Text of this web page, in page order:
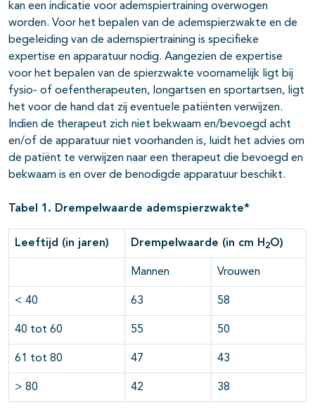
kan een indicatie voor ademspiertraining overwogen
worden. Voor het bepalen van de ademspierzwakte en de
begeleiding van de ademspiertraining is specifieke
expertise en apparatuur nodig. Aangezien de expertise
voor het bepalen van de spierzwakte voornamelijk ligt bij
fysio- of oefentherapeuten, longartsen en sportartsen, ligt
het voor de hand dat zij eventuele patiënten verwijzen.
Indien de therapeut zich niet bekwaam en/bevoegd acht
en/of de apparatuur niet voorhanden is, luidt het advies om
de patiënt te verwijzen naar een therapeut die bevoegd en
bekwaam is en over de benodigde apparatuur beschikt.
Tabel 1. Drempelwaarde ademspierzwakte*
Leeftijd (in jaren) Drempelwaarde (in cm H 2O)
Mannen Vrouwen
< 40 63 58
40 tot 60 55 50
61 tot 80 47 43
> 80 42 38